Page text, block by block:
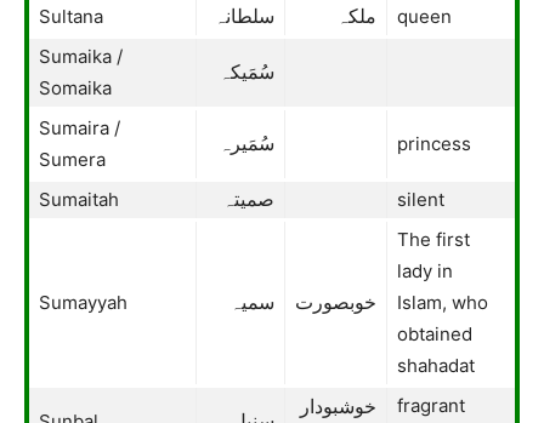
Sultana
سلطانہ ملکہ
queen
Sumaika /
Somaika
سُمَیکہ
Sumaira /
Sumera
سُمَیرہ princess
Sumaitah صميتہ silent
Sumayyah سمیہ خوبصورت
The first
lady in
Islam, who
obtained
shahadat
خوشبودار fragrant